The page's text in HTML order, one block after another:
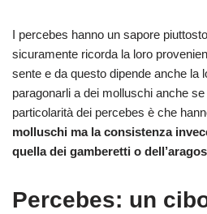
I percebes hanno un sapore
sicuramente ricorda la loro
sente e da questo dipende anche la
paragonarli a dei molluschi anche
particolarità dei percebes è che
molluschi ma la consistenza
quella dei gamberetti o
Percebes: un